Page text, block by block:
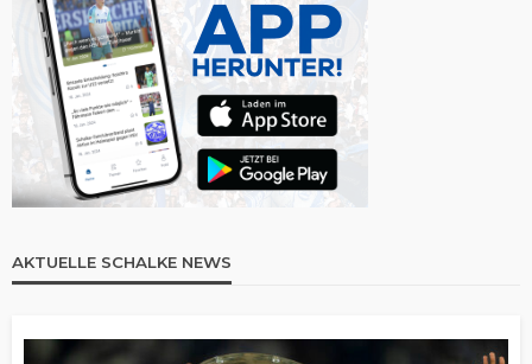
AKTUELLE SCHALKE NEWS